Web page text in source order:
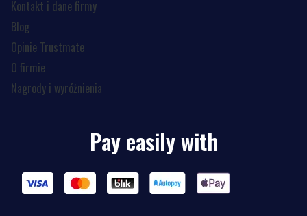
Kontakt i dane firmy
Blog
Opinie Trustmate
O firmie
Nagrody i wyróżnienia
Pay easily with